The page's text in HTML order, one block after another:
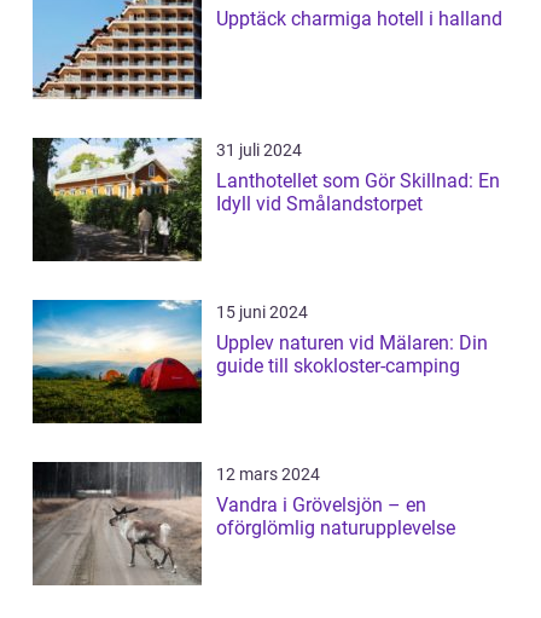
Upptäck charmiga hotell i halland
31 juli 2024
Lanthotellet som Gör Skillnad: En
Idyll vid Smålandstorpet
15 juni 2024
Upplev naturen vid Mälaren: Din
guide till skokloster-camping
12 mars 2024
Vandra i Grövelsjön – en
oförglömlig naturupplevelse